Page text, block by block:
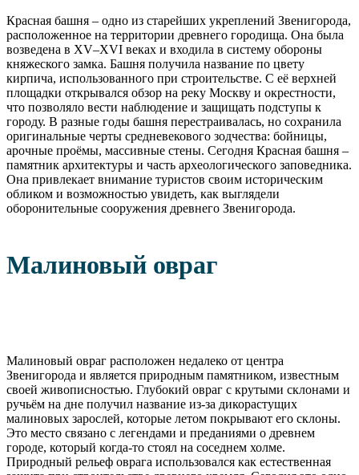
Красная башня – одно из старейших укреплений Звенигорода,
расположенное на территории древнего городища. Она была
возведена в XV–XVI веках и входила в систему обороны
княжеского замка. Башня получила название по цвету
кирпича, использованного при строительстве. С её верхней
площадки открывался обзор на реку Москву и окрестности,
что позволяло вести наблюдение и защищать подступы к
городу. В разные годы башня перестраивалась, но сохранила
оригинальные черты средневекового зодчества: бойницы,
арочные проёмы, массивные стены. Сегодня Красная башня –
памятник архитектуры и часть археологического заповедника.
Она привлекает внимание туристов своим историческим
обликом и возможностью увидеть, как выглядели
оборонительные сооружения древнего Звенигорода.
Малиновый овраг
Малиновый овраг расположен недалеко от центра
Звенигорода и является природным памятником, известным
своей живописностью. Глубокий овраг с крутыми склонами и
ручьём на дне получил название из-за дикорастущих
малиновых зарослей, которые летом покрывают его склоны.
Это место связано с легендами и преданиями о древнем
городе, который когда-то стоял на соседнем холме.
Природный рельеф оврага использовался как естественная